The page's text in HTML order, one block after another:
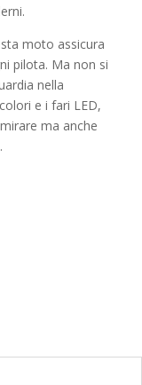
moto assicura
pilota. Ma non si
nella
e i fari LED,
ma anche